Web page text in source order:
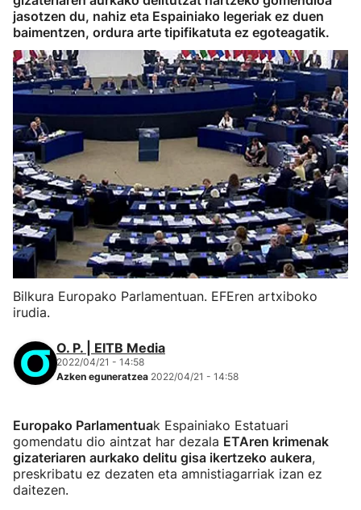
jasotzen du, nahiz eta Espainiako legeriak ez duen
baimentzen, ordura arte tipifikatuta ez egoteagatik.
Bilkura Europako Parlamentuan. EFEren artxiboko
irudia.
O. P. | EITB Media
2022/04/21 - 14:58
Azken eguneratzea 2022/04/21 - 14:58
Europako Parlamentuak Espainiako Estatuari
gomendatu dio aintzat har dezala ETAren krimenak
gizateriaren aurkako delitu gisa ikertzeko aukera,
preskribatu ez dezaten eta amnistiagarriak izan ez
daitezen.